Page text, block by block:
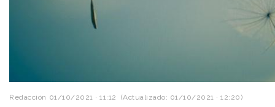
Redacción 01/10/2021 · 11:12 (Actualizado: 01/10/2021 · 12:20)